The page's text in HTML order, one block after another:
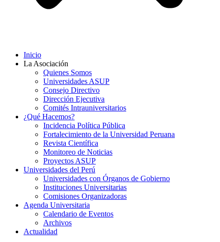
Inicio
La Asociación
Quienes Somos
Universidades ASUP
Consejo Directivo
Dirección Ejecutiva
Comités Intrauniversitarios
¿Qué Hacemos?
Incidencia Política Pública
Fortalecimiento de la Universidad Peruana
Revista Científica
Monitoreo de Noticias
Proyectos ASUP
Universidades del Perú
Universidades con Órganos de Gobierno
Instituciones Universitarias
Comisiones Organizadoras
Agenda Universitaria
Calendario de Eventos
Archivos
Actualidad